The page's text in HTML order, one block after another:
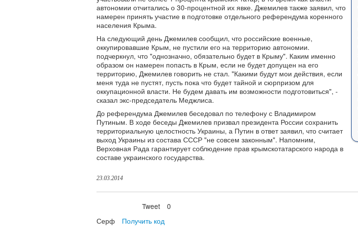
автономии отчитались о 30-процентной их явке. Джемилев также заявил, что
намерен принять участие в подготовке отдельного референдума коренного
населения Крыма.
На следующий день Джемилев сообщил, что российские военные,
оккупировавшие Крым, не пустили его на территорию автономии.
подчеркнул, что "однозначно, обязательно будет в Крыму". Каким именно
образом он намерен попасть в Крым, если не будет допущен на его
территорию, Джемилев говорить не стал. "Какими будут мои действия, если
меня туда не пустят, пусть пока что будет тайной и сюрпризом для
оккупационной власти. Не будем давать им возможности подготовиться", -
сказал экс-председатель Меджлиса.
До референдума Джемилев беседовал по телефону с Владимиром
Путиным. В ходе беседы Джемилев призвал президента России сохранить
территориальную целостность Украины, а Путин в ответ заявил, что считает
выход Украины из состава СССР "не совсем законным". Напомним,
Верховная Рада гарантирует соблюдение прав крымскотатарского народа в
составе украинского государства.
23.03.2014
Tweet
0
Серф
Получить код